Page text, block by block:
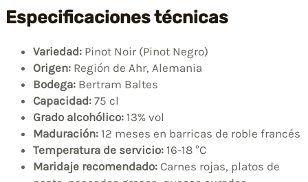
Especificaciones técnicas
Variedad: Pinot Noir (Pinot Negro)
Origen: Región de Ahr, Alemania
Bodega: Bertram Baltes
Capacidad: 75 cl
Grado alcohólico: 13% vol
Maduración: 12 meses en barricas de roble francés
Temperatura de servicio: 16-18 °C
Maridaje recomendado: Carnes rojas, platos de